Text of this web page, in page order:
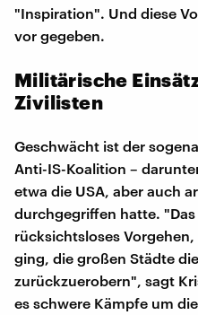
"Inspiration". Und diese
vor gegeben.
Militärische
Zivilisten
Geschwächt ist der
Anti-IS-Koalition –
etwa die USA, aber auch
durchgegriffen hatte. "Das
rücksichtsloses
ging, die großen Städte
zurückzuerobern", sagt
es schwere Kämpfe um